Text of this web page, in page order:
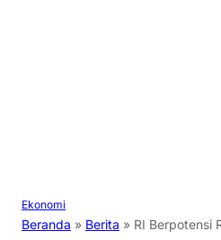
Ekonomi
Beranda » Berita » RI Berpotensi